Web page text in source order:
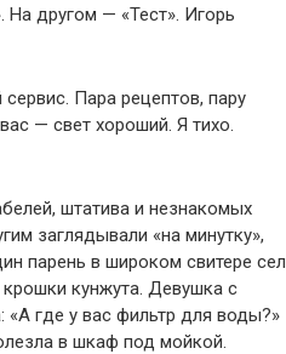
другом — «Тест». Игорь
Пара рецептов, пару
— свет хороший. Я тихо.
штатива и незнакомых
заглядывали «на минутку»,
парень в широком свитере сел
кунжута. Девушка с
«А где у вас фильтр для воды?»
в шкаф под мойкой.